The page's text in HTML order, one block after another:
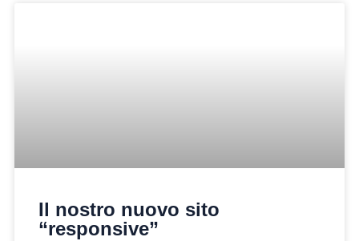
Il nostro nuovo sito
“responsive”